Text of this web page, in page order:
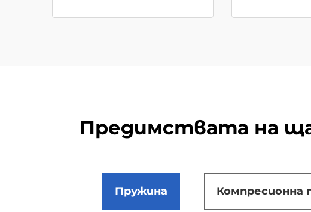
Предимствата на
Пружина Компресионна